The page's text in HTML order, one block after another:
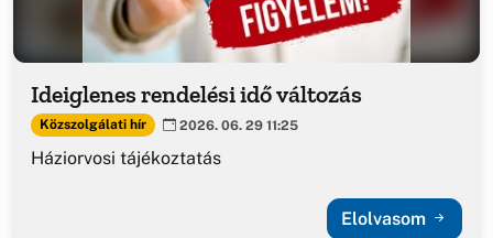
Ideiglenes rendelési idő változás
Közszolgálati hír 2026. 06. 29 11:25
Háziorvosi tájékoztatás
Elolvasom